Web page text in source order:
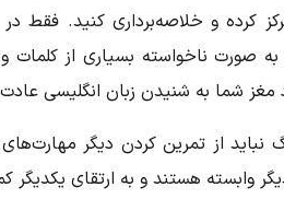
کرده و خلاصه‌برداری کنید. فقط
صورت ناخواسته بسیاری از
شما به شنیدن زبان انگلیسی
نباید از تمرین کردن دیگر
وابسته هستند و به ارتقای یکدیگر